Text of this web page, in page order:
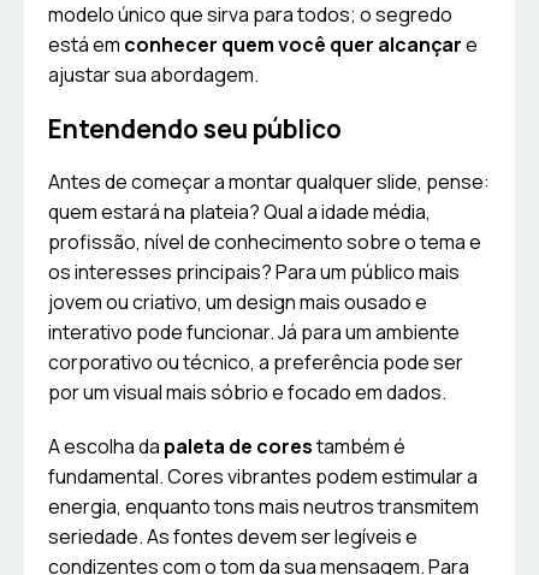
modelo único que sirva para todos; o segredo
está em conhecer quem você quer alcançare
ajustar sua abordagem.
Entendendo seu público
Antes de começar a montar qualquer slide, pense:
quem estará na plateia? Qual a idade média,
profissão, nível de conhecimento sobre o tema e
os interesses principais? Para um público mais
jovem ou criativo, um design mais ousado e
interativo pode funcionar. Já para um ambiente
corporativo ou técnico, a preferência pode ser
por um visual mais sóbrio e focado em dados.
A escolha da paleta de corestambém é
fundamental. Cores vibrantes podem estimular a
energia, enquanto tons mais neutros transmitem
seriedade. As fontes devem ser legíveis e
condizentes com o tom da sua mensagem. Para